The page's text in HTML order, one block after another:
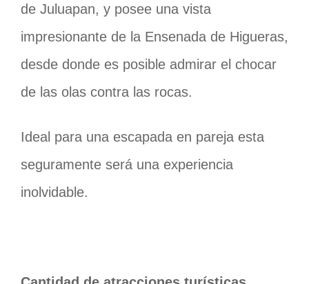
de Juluapan, y posee una vista
impresionante de la Ensenada de Higueras,
desde donde es posible admirar el chocar
de las olas contra las rocas.
Ideal para una escapada en pareja esta
seguramente será una experiencia
inolvidable.